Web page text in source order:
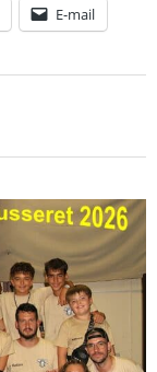
E-mail